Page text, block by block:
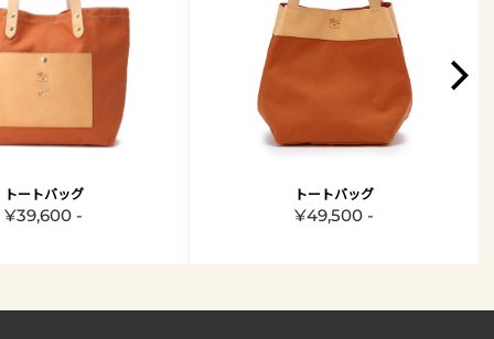
トートバッグ
¥39,600 -
トートバッグ
¥49,500 -